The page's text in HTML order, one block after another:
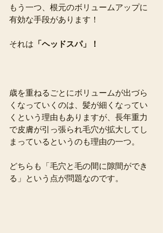
もう一つ、根元のボリュームアップに
有効な手段があります！
それは 「ヘッドスパ」！
歳を重ねるごとにボリュームが出づら
くなっていくのは、髪が細くなってい
くという理由もありますが、長年重力
で皮膚が引っ張られ毛穴が拡大してし
まっているというのも理由の一つ。
どちらも「毛穴と毛の間に隙間ができ
る」という点が問題なのです。